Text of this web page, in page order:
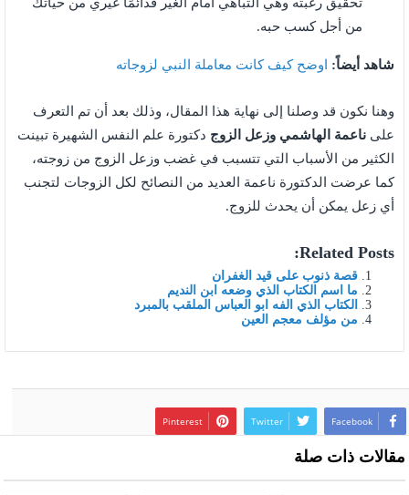
من أجل كسب حبه.
شاهد أيضاً: اوضح كيف كانت معاملة النبي لزوجاته
وهنا نكون قد وصلنا إلى نهاية هذا المقال، وذلك بعد أن تم التعرف
على ناعمة الهاشمي وزعل الزوج دكتورة علم النفس الشهيرة تبينت
الكثير من الأسباب التي تتسبب في غضب وزعل الزوج من زوجته،
كما عرضت الدكتورة ناعمة العديد من النصائح لكل الزوجات لتجنب
أي زعل يمكن أن يحدث للزوج.
Related Posts:
قصة ذنوب على قيد الغفران
ما اسم الكتاب الذي وضعه ابن النديم
الكتاب الذي الفه ابو العباس الملقب بالمبرد
من مؤلف معجم العين
Facebook
Twitter
Pinterest
مقالات ذات صلة